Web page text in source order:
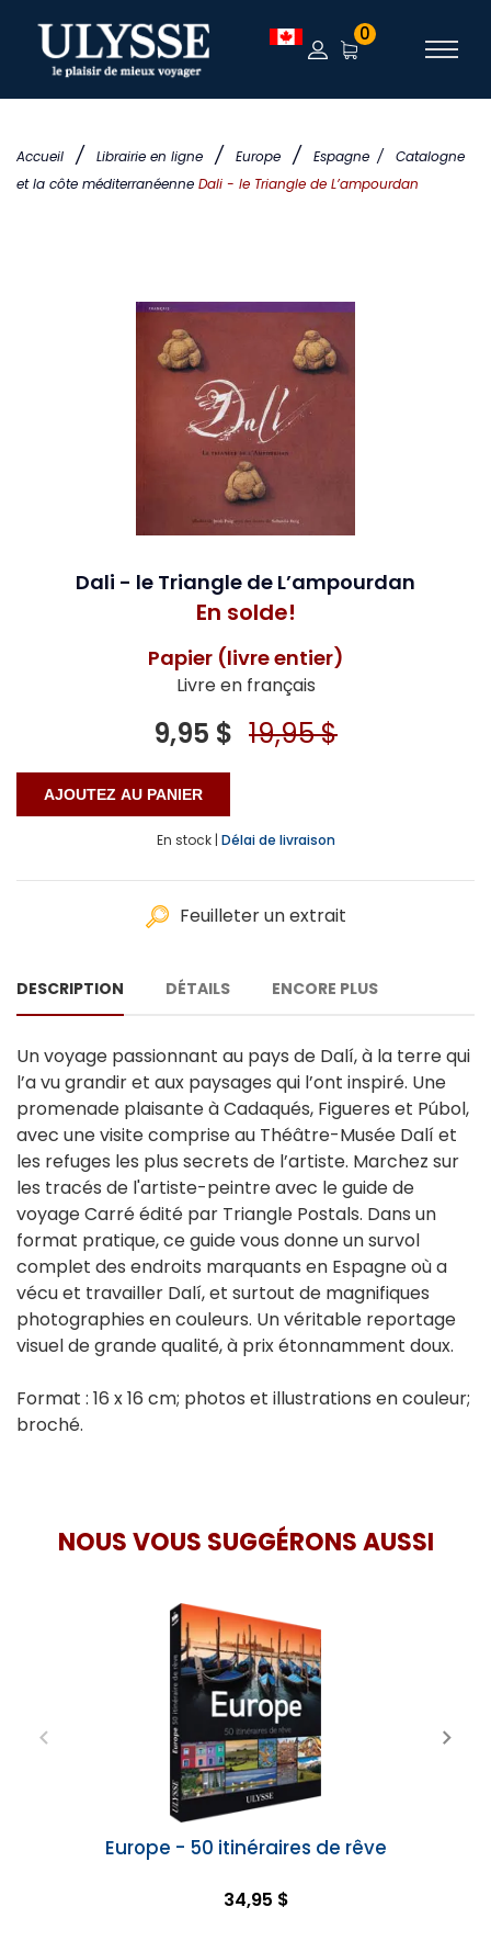
Accueil / Librairie en ligne / Europe / Espagne /
Catalogne
et la côte méditerranéenne Dali - le Triangle de L’ampourdan
0
Dali - le Triangle de L’ampourdan
En solde!
Papier (livre entier)
Livre en français
9,95 $ 19,95 $
En stock | Délai de livraison
Feuilleter un extrait
DESCRIPTION DÉTAILS ENCORE PLUS
Un voyage passionnant au pays de Dalí, à la terre qui
l’a vu grandir et aux paysages qui l’ont inspiré. Une
promenade plaisante à Cadaqués, Figueres et Púbol,
avec une visite comprise au Théâtre-Musée Dalí et
les refuges les plus secrets de l’artiste. Marchez sur
les tracés de l'artiste-peintre avec le guide de
voyage Carré édité par Triangle Postals. Dans un
format pratique, ce guide vous donne un survol
complet des endroits marquants en Espagne où a
vécu et travailler Dalí, et surtout de magnifiques
photographies en couleurs. Un véritable reportage
visuel de grande qualité, à prix étonnamment doux.
Format : 16 x 16 cm; photos et illustrations en couleur;
broché.
NOUS VOUS SUGGÉRONS AUSSI
Europe - 50 itinéraires de rêve
34,95 $